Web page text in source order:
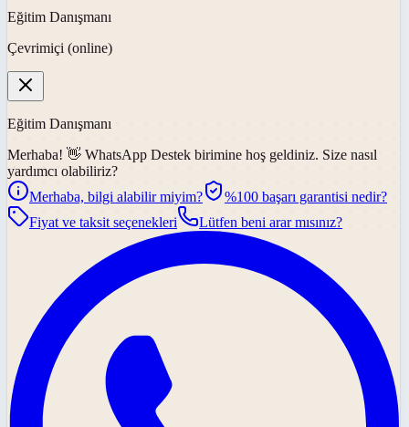
Eğitim Danışmanı
Çevrimiçi (online)
Eğitim Danışmanı
Merhaba! 👋 WhatsApp Destek birimine hoş geldiniz. Size nasıl
yardımcı olabiliriz?
Merhaba, bilgi alabilir miyim?
%100 başarı garantisi nedir?
Fiyat ve taksit seçenekleri
Lütfen beni arar mısınız?